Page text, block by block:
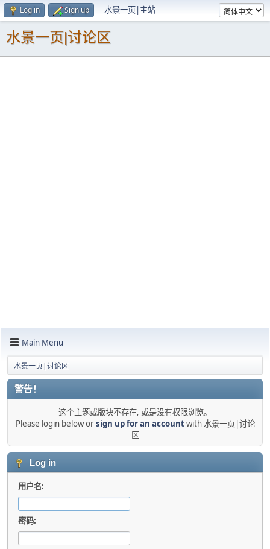
Log in Sign up 水景一页|主站
水景一页|讨论区
Main Menu
水景一页|讨论区
警告！
这个主题或版块不存在, 或是没有权限浏览。
Please login below orsign up for an accountwith 水景一页|讨论
区
Log in
用户名:
密码: